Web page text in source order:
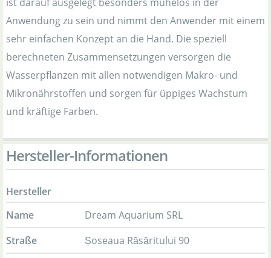
Anwendung zu sein und nimmt den Anwender mit einem
sehr einfachen Konzept an die Hand. Die speziell
berechneten Zusammensetzungen versorgen die
Wasserpflanzen mit allen notwendigen Makro- und
Mikronährstoffen und sorgen für üppiges Wachstum
und kräftige Farben.
Hersteller-Informationen
Hersteller
Name
Dream Aquarium SRL
Straße
Șoseaua Răsăritului 90